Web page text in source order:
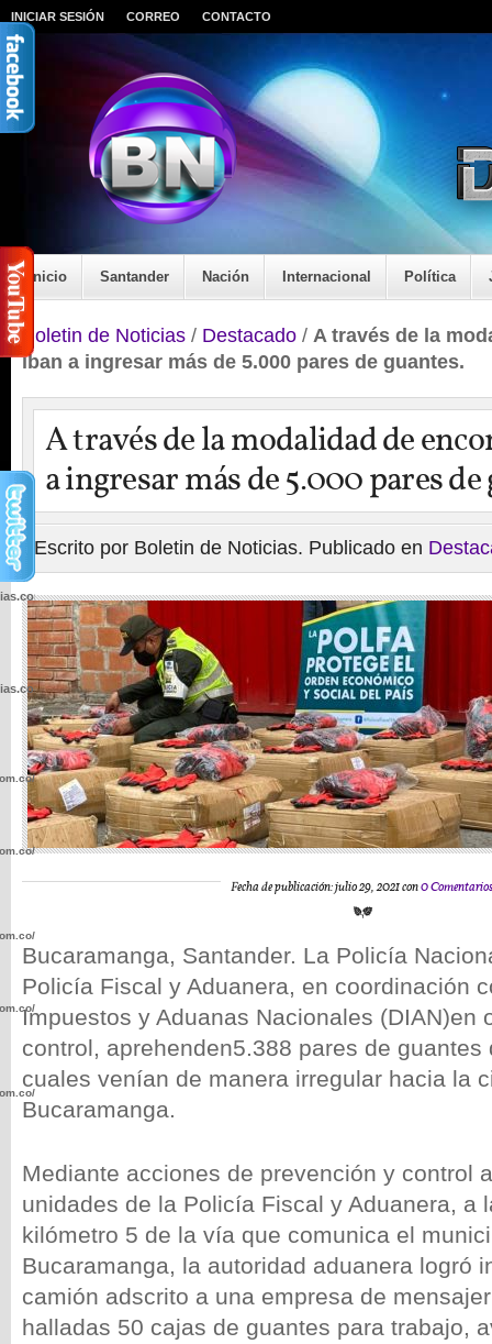
INICIAR SESIÓN CORREO CONTACTO
Inicio Santander Nación Internacional Política
Boletin de Noticias / Destacado / A través de la
iban a ingresar más de 5.000 pares de guantes.
A través de la modalidad de
a ingresar más de 5.000 pares de
Escrito por Boletin de Noticias. Publicado en
Fecha de publicación: julio 29, 2021 con0
Bucaramanga, Santander. La Policía
Policía Fiscal y Aduanera, en coordinación
Impuestos y Aduanas Nacionales (DIAN)en
control, aprehenden5.388 pares de guantes
cuales venían de manera irregular hacia la
Bucaramanga.
Mediante acciones de prevención y control
unidades de la Policía Fiscal y Aduanera, a
kilómetro 5 de la vía que comunica el
Bucaramanga, la autoridad aduanera logró
camión adscrito a una empresa de
halladas 50 cajas de guantes para trabajo,
wp-
wp-
wp-
wp-
wp-
wp-
wp-
wp-